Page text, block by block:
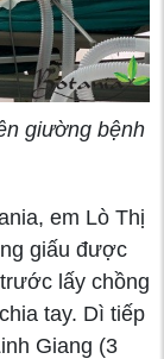
giường bệnh
em Lò Thị
giấu được
lấy chồng
tay. Dì tiếp
Giang (3